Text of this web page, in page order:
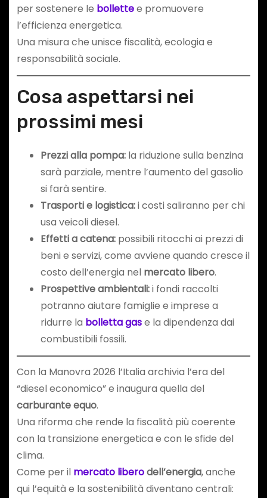
per sostenere le bollettee promuovere
l’efficienza energetica.
Una misura che unisce fiscalità, ecologia e
responsabilità sociale.
Cosa aspettarsi nei
prossimi mesi
Prezzi alla pompa:la riduzione sulla benzina
sarà parziale, mentre l’aumento del gasolio
si farà sentire.
Trasporti e logistica:i costi saliranno per chi
usa veicoli diesel.
Effetti a catena:possibili ritocchi ai prezzi di
beni e servizi, come avviene quando cresce il
costo dell’energia nel mercato libero.
Prospettive ambientali:i fondi raccolti
potranno aiutare famiglie e imprese a
ridurre la bolletta gase la dipendenza dai
combustibili fossili.
Con la Manovra 2026 l’Italia archivia l’era del
“diesel economico” e inaugura quella del
carburante equo.
Una riforma che rende la fiscalità più coerente
con la transizione energetica e con le sfide del
clima.
Come per il mercato liberodell’energia, anche
qui l’equità e la sostenibilità diventano centrali: